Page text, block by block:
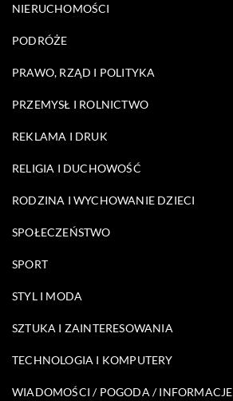
NIERUCHOMOŚCI
PODRÓŻE
PRAWO, RZĄD I POLITYKA
PRZEMYSŁ I ROLNICTWO
REKLAMA I DRUK
RELIGIA I DUCHOWOŚĆ
RODZINA I WYCHOWANIE DZIECI
SPOŁECZEŃSTWO
SPORT
STYL I MODA
SZTUKA I ZAINTERESOWANIA
TECHNOLOGIA I KOMPUTERY
WIADOMOŚCI / POGODA / INFORMACJE